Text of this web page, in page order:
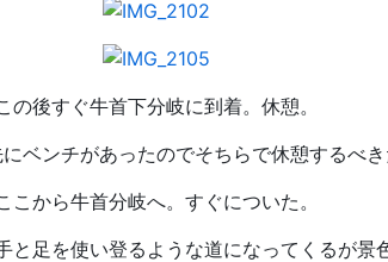
の後すぐ牛首下分岐に到着。休憩。
ベンチがあったのでそちらで休憩するべき
こから牛首分岐へ。すぐについた。
と足を使い登るような道になってくるが景